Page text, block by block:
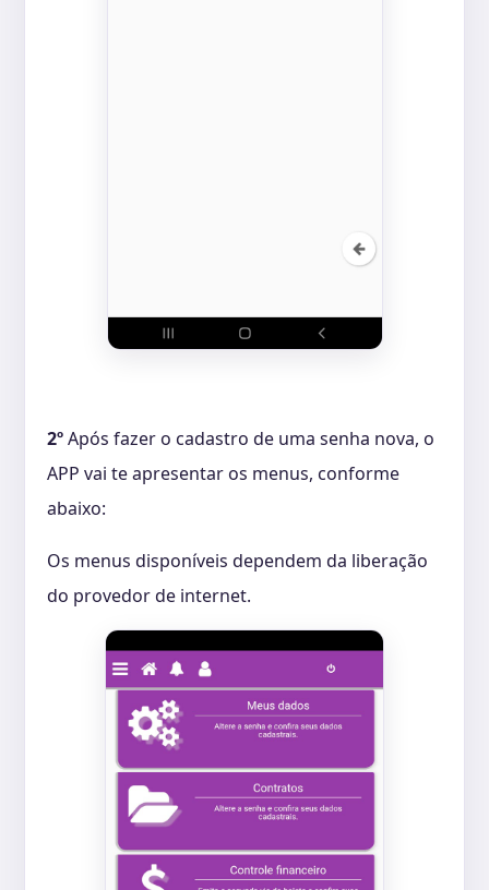
2ºApós fazer o cadastro de uma senha nova, o
APP vai te apresentar os menus, conforme
abaixo:
Os menus disponíveis dependem da liberação
do provedor de internet.